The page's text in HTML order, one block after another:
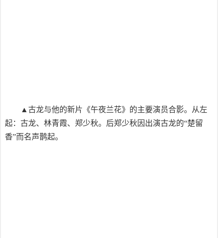
▲古龙与他的新片《午夜兰花》的主要演员合影。从左
起：古龙、林青霞、郑少秋。后郑少秋因出演古龙的“楚留
香”而名声鹊起。